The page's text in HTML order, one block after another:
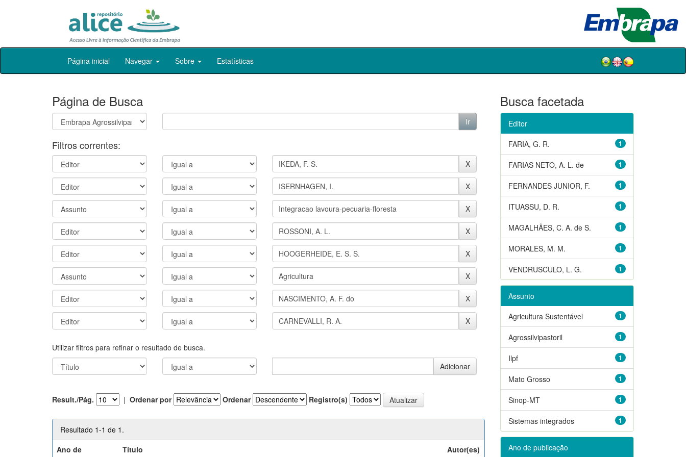
Skip
Página inicial Navegar Sobre Estatísticas
Página de Busca
Filtros correntes:
Utilizar filtros para refinar o resultado de busca.
Result./Pág. | Ordenar por Ordenar Registro(s)
Resultado 1-1 de 1.
Ano de
Título Autor(es)
Busca facetada
Editor
1
FARIA, G. R.
1
FARIAS NETO, A. L. de
1
FERNANDES JUNIOR, F.
1
ITUASSU, D. R.
1
MAGALHÃES, C. A. de S.
1
MORALES, M. M.
1
VENDRUSCULO, L. G.
Assunto
1
Agricultura Sustentável
1
Agrossilvipastoril
1
Ilpf
1
Mato Grosso
1
Sinop-MT
1
Sistemas integrados
Ano de publicação